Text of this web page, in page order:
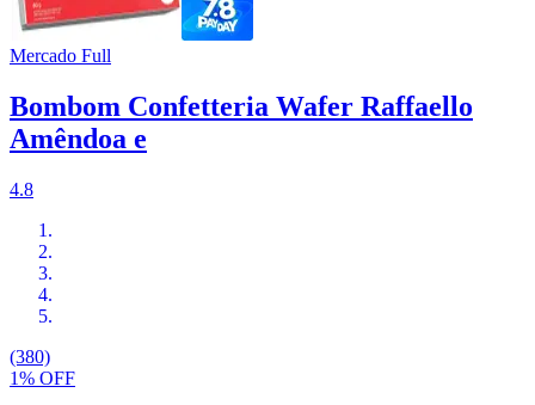
Mercado Full
Bombom Confetteria Wafer Raffaello
Amêndoa e
4.8
(380)
1% OFF